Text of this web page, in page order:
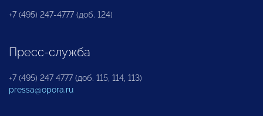
+7 (495) 247-4777 (доб. 124)
Пресс-служба
+7 (495) 247 4777 (доб. 115, 114, 113)
pressa@opora.ru